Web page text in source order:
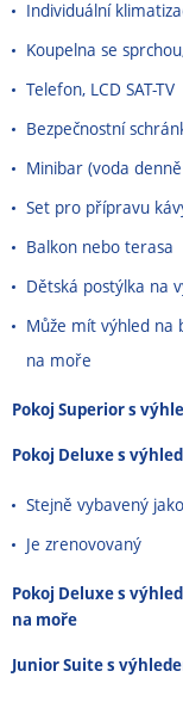
Individuální
Koupelna se
Telefon, LCD SAT-TV
Bezpečnostní
Minibar (voda
Set pro přípravu
Balkon nebo terasa
Dětská postýlka na
Může mít výhled na
na moře
Pokoj Superior s
Pokoj Deluxe s
Stejně vybavený
Je zrenovovaný
Pokoj Deluxe s
na moře
Junior Suite s